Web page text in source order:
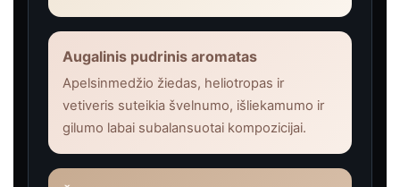
Augalinis pudrinis aromatas
Apelsinmedžio žiedas, heliotropas ir
vetiveris suteikia švelnumo, išliekamumo ir
gilumo labai subalansuotai kompozicijai.